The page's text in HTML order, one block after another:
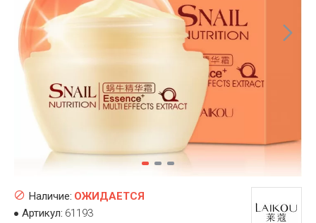
Наличие: ОЖИДАЕТСЯ
Артикул: 61193